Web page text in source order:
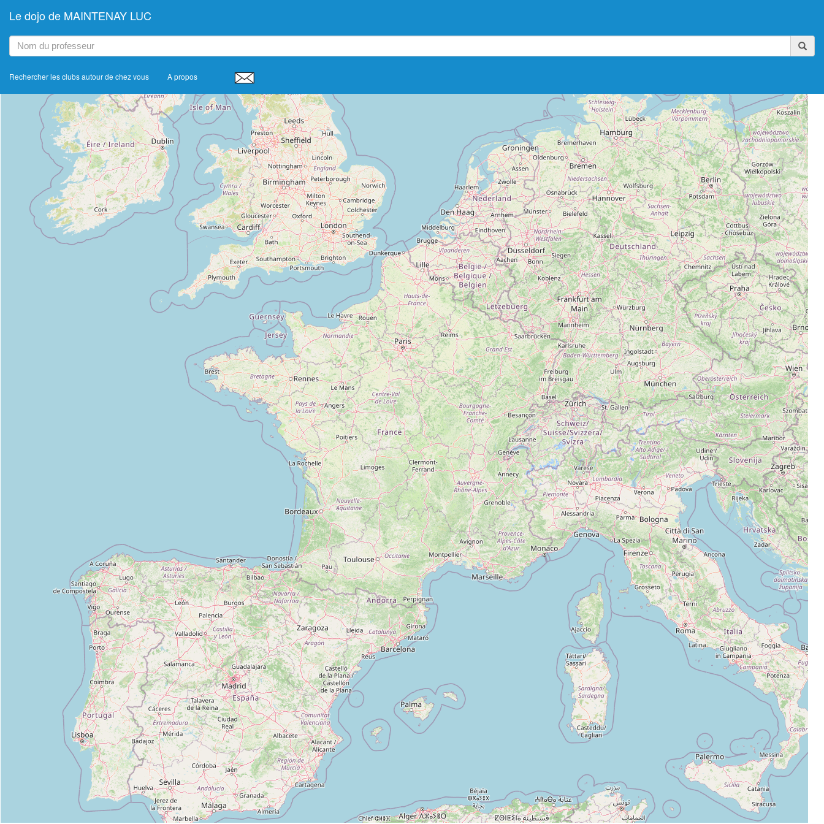
Le dojo de MAINTENAY LUC
Rechercher les clubs autour de chez vous A propos
−